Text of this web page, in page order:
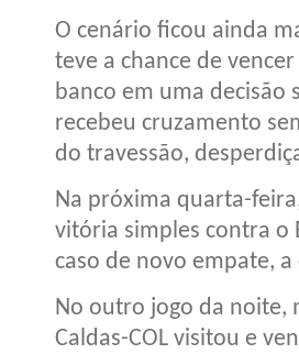
O cenário ficou ainda
teve a chance de
banco em uma decisão
recebeu cruzamento
do travessão,
Na próxima quarta-
vitória simples contra o
caso de novo empate,
No outro jogo da noite,
Caldas-COL visitou e